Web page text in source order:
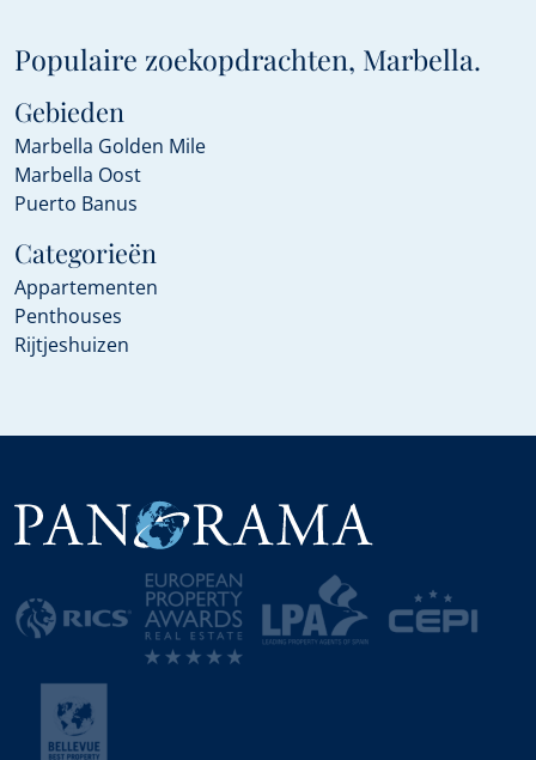
Populaire zoekopdrachten, Marbella.
Gebieden
Marbella Golden Mile
Marbella Oost
Puerto Banus
Categorieën
Appartementen
Penthouses
Rijtjeshuizen